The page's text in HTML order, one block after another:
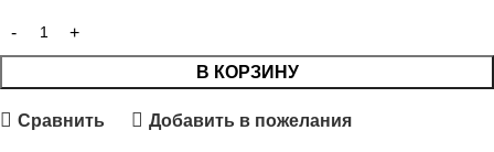
В КОРЗИНУ
Сравнить Добавить в пожелания